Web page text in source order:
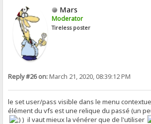
Mars
Moderator
Tireless poster
Reply #26 on:March 21, 2020, 08:39:12 PM
le set user/pass visible dans le menu
élément du vfs est une relique du passé (un
) il vaut mieux la vénérer que de l'utiliser